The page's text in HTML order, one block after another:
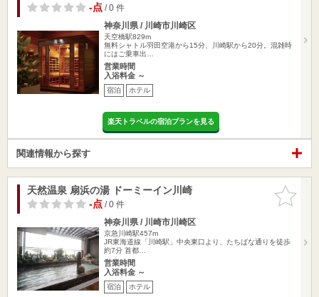
-点/ 0 件
神奈川県 / 川崎市川崎区
天空橋駅829m
無料シャトル羽田空港から15分、川崎駅から20分。混雑時
にはご乗車出…
営業時間
入浴料金 ～
宿泊 ホテル
楽天トラベルの宿泊プランを見る
関連情報から探す
お気に入
りに追加
天然温泉 扇浜の湯 ドーミーイン川崎
-点/ 0 件
神奈川県 / 川崎市川崎区
京急川崎駅457m
JR東海道線「川崎駅」中央東口より、たちばな通りを徒歩
約7分 首都…
営業時間
入浴料金 ～
宿泊 ホテル